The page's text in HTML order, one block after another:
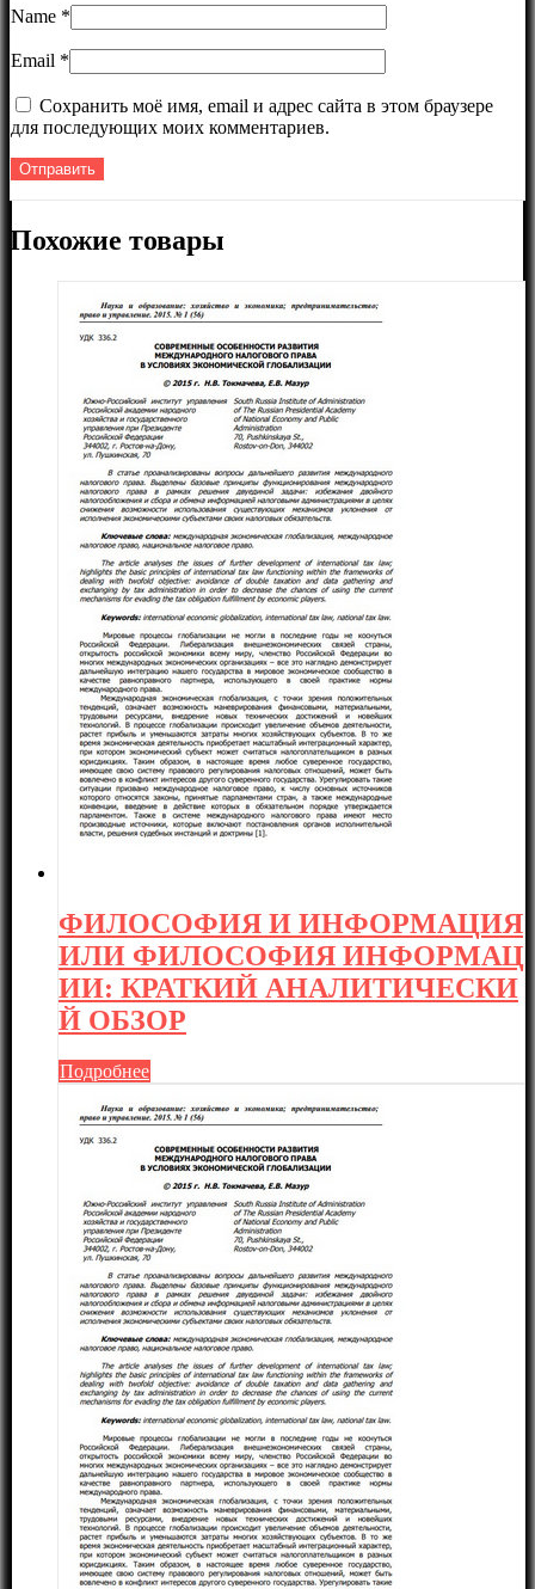
Name *
Email *
Сохранить моё имя, email и адрес сайта в этом браузере
для последующих моих комментариев.
Похожие товары
ФИЛОСОФИЯ И ИНФОРМАЦИЯ
ИЛИ ФИЛОСОФИЯ ИНФОРМАЦ
ИИ: КРАТКИЙ АНАЛИТИЧЕСКИ
Й ОБЗОР
Подробнее